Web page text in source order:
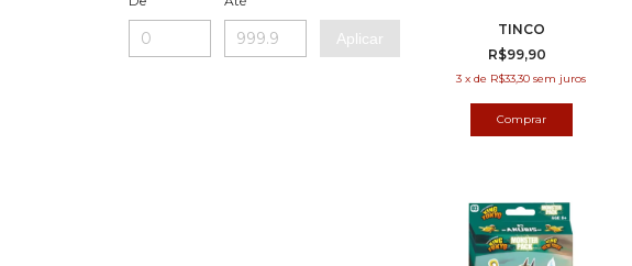
Aplicar
TINCO
R$99,90
3 x de R$33,30 sem juros